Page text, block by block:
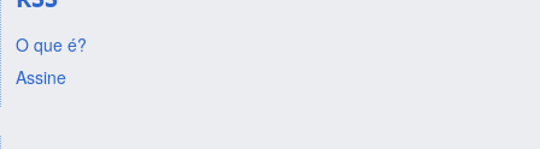
O que é?
Assine